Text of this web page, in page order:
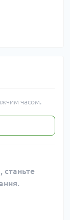
часом.
станьте